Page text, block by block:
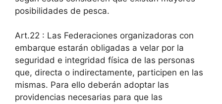
posibilidades de pesca.
Art.22 : Las Federaciones organizadoras con
embarque estarán obligadas a velar por la
seguridad e integridad física de las personas
que, directa o indirectamente, participen en las
mismas. Para ello deberán adoptar las
providencias necesarias para que las